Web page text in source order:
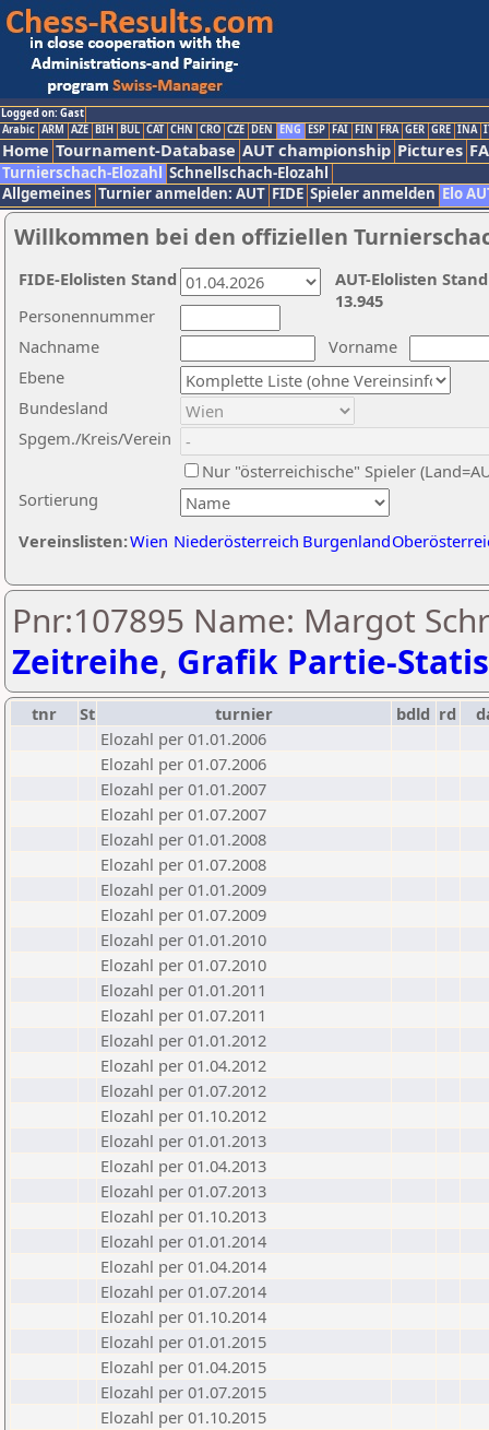
Logged on: Gast
Arabic ARM AZE BIH BUL CAT CHN CRO CZE DEN ENG ESP FAI FIN FRA GER GRE INA
Home Tournament-Database AUT championship Pictures
Turnierschach-Elozahl Schnellschach-Elozahl
Allgemeines Turnier anmelden: AUT FIDE Spieler anmelden Elo
Willkommen bei den offiziellen
Nachname
Vorname
Ebene
Sortierung
Personennummer
Bundesland
Spgem./Kreis/Verein
Nur "österreichische" Spieler
Vereinslisten:Wien Niederösterreich Burgenland
AUT-Elolisten
13.945
FIDE-Elolisten Stand
Pnr:107895 Name: Margot
Zeitreihe, Grafik Partie-
tnr St turnier bdld rd
Elozahl per 01.01.2006
Elozahl per 01.07.2006
Elozahl per 01.01.2007
Elozahl per 01.07.2007
Elozahl per 01.01.2008
Elozahl per 01.07.2008
Elozahl per 01.01.2009
Elozahl per 01.07.2009
Elozahl per 01.01.2010
Elozahl per 01.07.2010
Elozahl per 01.01.2011
Elozahl per 01.07.2011
Elozahl per 01.01.2012
Elozahl per 01.04.2012
Elozahl per 01.07.2012
Elozahl per 01.10.2012
Elozahl per 01.01.2013
Elozahl per 01.04.2013
Elozahl per 01.07.2013
Elozahl per 01.10.2013
Elozahl per 01.01.2014
Elozahl per 01.04.2014
Elozahl per 01.07.2014
Elozahl per 01.10.2014
Elozahl per 01.01.2015
Elozahl per 01.04.2015
Elozahl per 01.07.2015
Elozahl per 01.10.2015